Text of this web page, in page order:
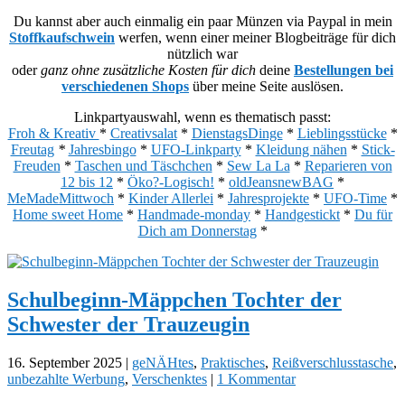
Du kannst aber auch einmalig ein paar Münzen via Paypal in mein
Stoffkaufschwein werfen, wenn einer meiner Blogbeiträge für dich
nützlich war
oderganz ohne zusätzliche Kosten für dich deine Bestellungen bei
verschiedenen Shops über meine Seite auslösen.
Linkpartyauswahl, wenn es thematisch passt:
Froh & Kreativ * Creativsalat* DienstagsDinge* Lieblingsstücke*
Freutag* Jahresbingo* UFO-Linkparty* Kleidung nähen * Stick-
Freuden * Taschen und Täschchen * Sew La La * Reparieren von
12 bis 12 * Öko?-Logisch! * oldJeansnewBAG *
MeMadeMittwoch * Kinder Allerlei * Jahresprojekte * UFO-Time *
Home sweet Home * Handmade-monday * Handgestickt * Du für
Dich am Donnerstag*
Schulbeginn-Mäppchen Tochter der
Schwester der Trauzeugin
16. September 2025 | geNÄHtes, Praktisches, Reißverschlusstasche,
unbezahlte Werbung, Verschenktes | 1 Kommentar